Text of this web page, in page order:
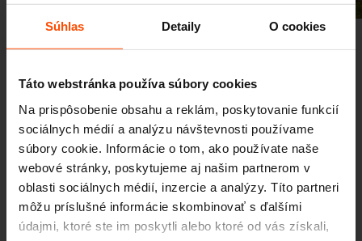
Súhlas Detaily O cookies
Táto webstránka používa súbory cookies
Na prispôsobenie obsahu a reklám, poskytovanie funkcií
sociálnych médií a analýzu návštevnosti používame
súbory cookie. Informácie o tom, ako používate naše
webové stránky, poskytujeme aj našim partnerom v
oblasti sociálnych médií, inzercie a analýzy. Títo partneri
môžu príslušné informácie skombinovať s ďalšími
údajmi, ktoré ste im poskytli alebo ktoré od vás získali,
Viac noviniek
3. 7. Študenti premenili priestor
pred školou